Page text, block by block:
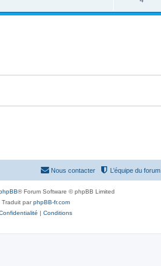
n
é
s
s
L’équipe du forum
Nous contacter
® Forum Software © phpBB Limited
Traduit parphpBB-fr.com
| Conditions